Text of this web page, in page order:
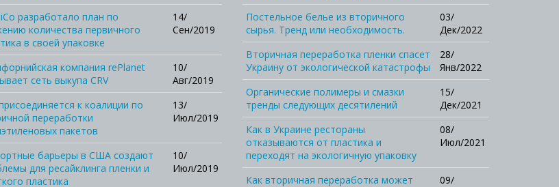
разработало план по
количества первичного
в своей упаковке
14/
Сен/2019
компания rePlanet
сеть выкупа CRV
10/
Авг/2019
к коалиции по
переработки
пакетов
13/
Июл/2019
барьеры в США создают
для ресайклинга пленки и
пластика
10/
Июл/2019
Постельное белье из вторичного
сырья. Тренд или необходимость.
03/
Дек/2022
Вторичная переработка пленки спасет
Украину от экологической катастрофы
28/
Янв/2022
Органические полимеры и смазки
тренды следующих десятилений
15/
Дек/2021
Как в Украине рестораны
отказываются от пластика и
переходят на экологичную упаковку
08/
Июл/2021
Как вторичная переработка может
09/